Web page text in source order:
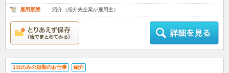
雇用形態 紹介（紹介先企業が雇用主）
1日のみの短期のお仕事 紹介